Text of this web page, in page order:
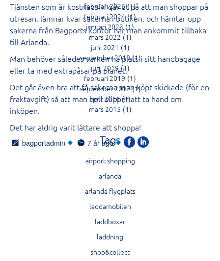
Tjänsten som är kostnadsfri går ut på att man shoppar på
utresan, lämnar kvar sakerna i butiken, och hämtar upp
sakerna från Bagports kontor när man ankommit tillbaka
till Arlanda.
Man behöver således varken ha plats i sitt handbagage
eller ta med extrapåsar på planet.
Det går även bra att få sakerna man köpt skickade (för en
fraktavgift) så att man helt slipper att ta hand om
inköpen.
Det har aldrig varit lättare att shoppa!
bagportadmin 7 år ago
februari 2026(1)
februari 2024(1)
januari 2023 (1)
mars 2022(1)
juni 2021 (1)
september 2019(1)
juni 2019(1)
februari 2019 (1)
september 2017(1)
april 2016(1)
mars 2015 (1)
Tags
airport shopping
arlanda
arlanda flygplats
laddamobilen
laddboxar
laddning
shop&collect